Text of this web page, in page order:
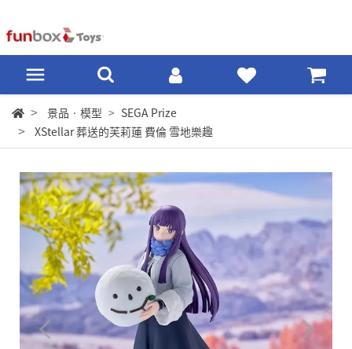
景品‧模型
SEGA Prize
XStellar 葬送的芙莉蓮 費倫 雪地樂趣